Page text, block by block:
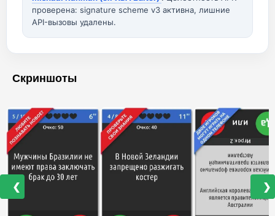
проверена: signature scheme v3 активна, лишние
API-вызовы удалены.
Скриншоты
❮ ❯